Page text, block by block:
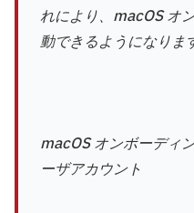
れにより、macOS オ
動できるようになりま
macOS オンボーディ
ーザアカウント